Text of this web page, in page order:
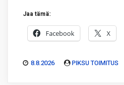
Jaa tämä:
Facebook X
8.8.2026 PIKSU TOIMITUS